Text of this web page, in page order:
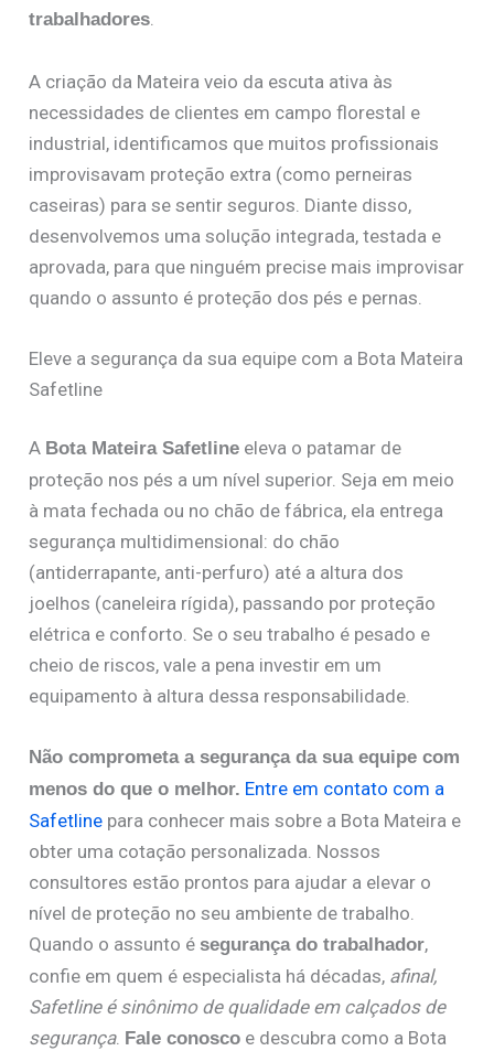
trabalhadores.
A criação da Mateira veio da escuta ativa às
necessidades de clientes em campo florestal e
industrial, identificamos que muitos profissionais
improvisavam proteção extra (como perneiras
caseiras) para se sentir seguros. Diante disso,
desenvolvemos uma solução integrada, testada e
aprovada, para que ninguém precise mais improvisar
quando o assunto é proteção dos pés e pernas.
Eleve a segurança da sua equipe com a Bota Mateira
Safetline
A Bota Mateira Safetline eleva o patamar de
proteção nos pés a um nível superior. Seja em meio
à mata fechada ou no chão de fábrica, ela entrega
segurança multidimensional: do chão
(antiderrapante, anti-perfuro) até a altura dos
joelhos (caneleira rígida), passando por proteção
elétrica e conforto. Se o seu trabalho é pesado e
cheio de riscos, vale a pena investir em um
equipamento à altura dessa responsabilidade.
Não comprometa a segurança da sua equipe com
menos do que o melhor. Entre em contato com a
Safetline para conhecer mais sobre a Bota Mateira e
obter uma cotação personalizada. Nossos
consultores estão prontos para ajudar a elevar o
nível de proteção no seu ambiente de trabalho.
Quando o assunto ésegurança do trabalhador,
confie em quem é especialista há décadas, afinal,
Safetline é sinônimo de qualidade em calçados de
segurança. Fale conosco e descubra como a Bota